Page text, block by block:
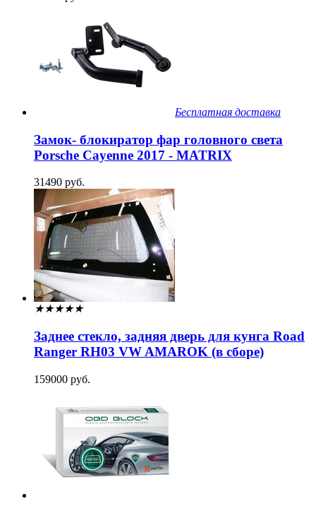
Бесплатная доставка
Замок- блокиратор фар головного света
Porsche Cayenne 2017 - MATRIX
31490 руб.
★★★★★
Заднее стекло, задняя дверь для кунга Road
Ranger RH03 VW AMAROK (в сборе)
159000 руб.